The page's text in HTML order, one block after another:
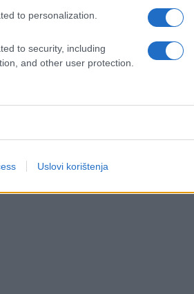
to personalization.
to security, including
and other user protection.
Uslovi korištenja
Dok jedni hvale
ukusa i sklad
ali i povod za
identitet kroz